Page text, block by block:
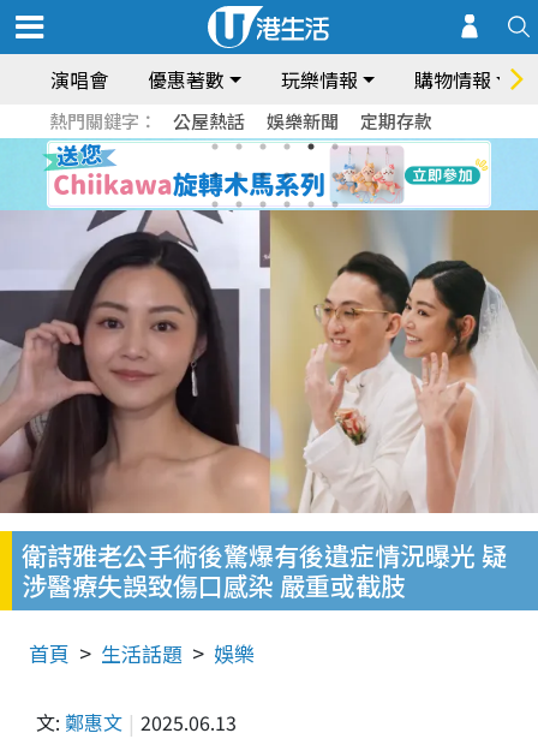
演唱會 優惠著數 玩樂情報 購物情報
熱門關鍵字： 公屋熱話 娛樂新聞 定期存款
衛詩雅老公手術後驚爆有後遺症情況曝光 疑
涉醫療失誤致傷口感染 嚴重或截肢
首頁 生活話題 娛樂
文: 鄭惠文 2025.06.13